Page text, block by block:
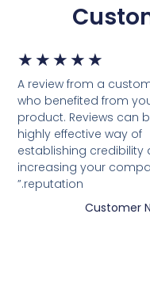
★
★
★
★
★
5
5
“A review from a
who benefited from
product. Reviews can
highly effective way of
establishing credibility
increasing your
reputation.”
Customer